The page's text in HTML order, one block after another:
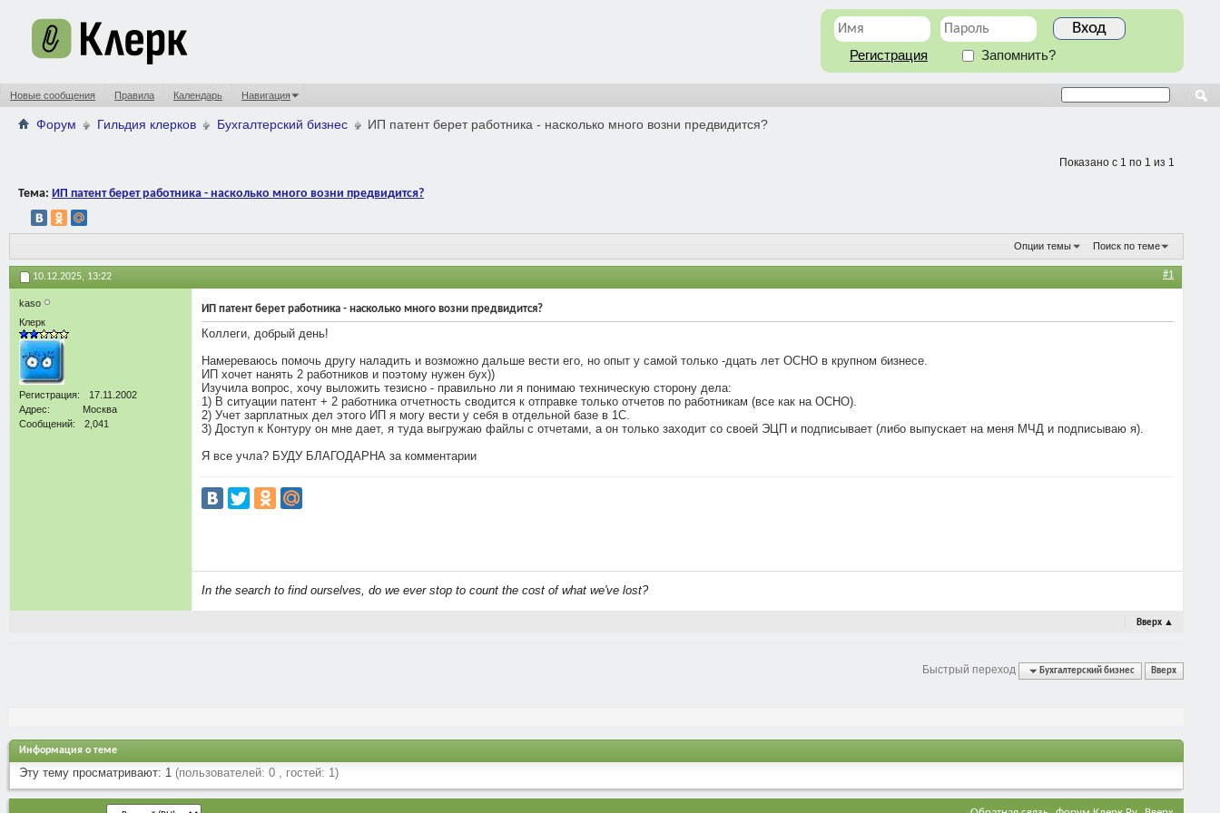
Регистрация Запомнить?
Новые сообщения Правила Календарь Навигация
Форум Гильдия клерков Бухгалтерский бизнес ИП патент берет работника - насколько много возни предвидится?
Показано с 1 по 1 из 1
Тема: ИП патент берет работника - насколько много возни предвидится?
Опции темы Поиск по теме
10.12.2025, 13:22 #1
kaso
Клерк
Регистрация
17.11.2002
Адрес
Москва
Сообщений
2,041
ИП патент берет работника - насколько много возни предвидится?
Коллеги, добрый день!
Намереваюсь помочь другу наладить и возможно дальше вести его, но опыт у самой только -дцать лет ОСНО в крупном бизнесе.
ИП хочет нанять 2 работников и поэтому нужен бух))
Изучила вопрос, хочу выложить тезисно - правильно ли я понимаю техническую сторону дела:
1) В ситуации патент + 2 работника отчетность сводится к отправке только отчетов по работникам (все как на ОСНО).
2) Учет зарплатных дел этого ИП я могу вести у себя в отдельной базе в 1С.
3) Доступ к Контуру он мне дает, я туда выгружаю файлы с отчетами, а он только заходит со своей ЭЦП и подписывает (либо выпускает на меня МЧД и подписываю я).
Я все учла? БУДУ БЛАГОДАРНА за комментарии
In the search to find ourselves, do we ever stop to count the cost of what we've lost?
Вверх ▲
Быстрый переход Бухгалтерский бизнес Вверх
Информация о теме
Эту тему просматривают: 1 (пользователей: 0 , гостей: 1)